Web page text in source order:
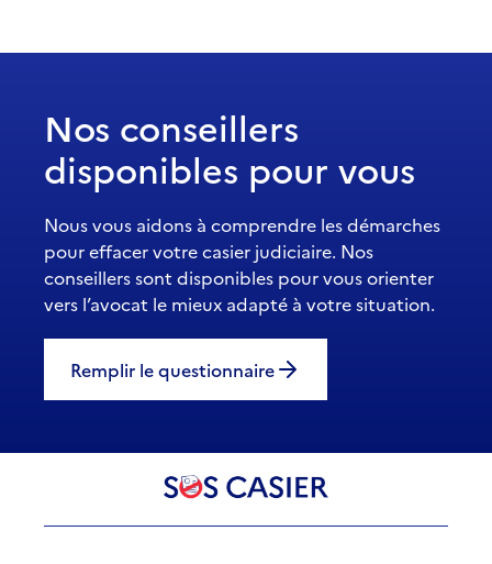
Nos conseillers
disponibles pour vous
Nous vous aidons à comprendre les démarches
pour effacer votre casier judiciaire. Nos
conseillers sont disponibles pour vous orienter
vers l’avocat le mieux adapté à votre situation.
Remplir le questionnaire